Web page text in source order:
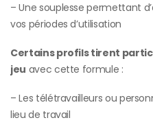
– Une souplesse permettant
vos périodes d’utilisation
Certains profils tirent
jeu avec cette formule :
– Les télétravailleurs ou
lieu de travail